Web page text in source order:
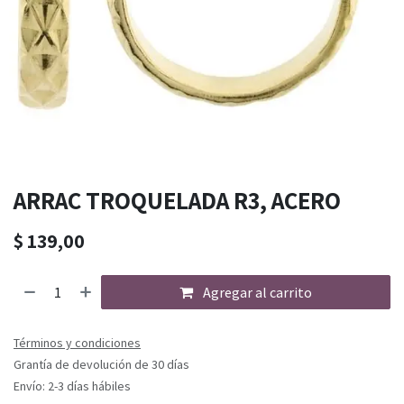
ARRAC TROQUELADA R3, ACERO
$ 139,00
Agregar al carrito
Términos y condiciones
Grantía de devolución de 30 días
Envío: 2-3 días hábiles